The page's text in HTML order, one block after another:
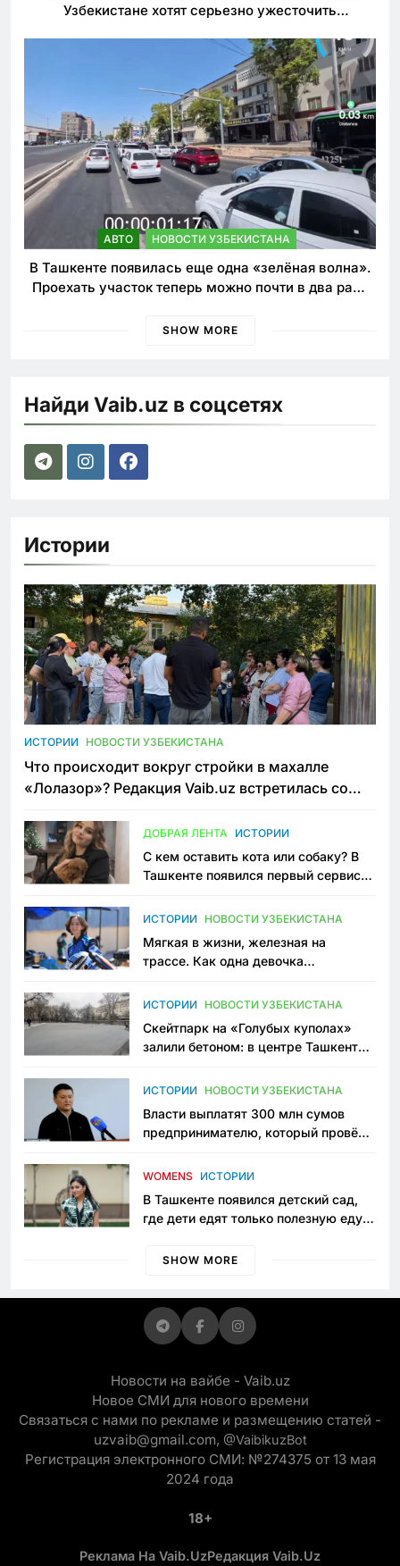
Узбекистане хотят серьезно ужесточить
АВТО НОВОСТИ УЗБЕКИСТАНА
В Ташкенте появилась еще одна «зелёная волна».
Проехать участок теперь можно почти в два раза
SHOW MORE
Найди Vaib.uz в соцсетях
Истории
ИСТОРИИ НОВОСТИ УЗБЕКИСТАНА
Что происходит вокруг стройки в махалле
«Лолазор»? Редакция Vaib.uz встретилась со
ДОБРАЯ ЛЕНТА ИСТОРИИ
С кем оставить кота или собаку? В
Ташкенте появился первый сервис
ИСТОРИИ НОВОСТИ УЗБЕКИСТАНА
Мягкая в жизни, железная на
трассе. Как одна девочка
Узбекистане
ИСТОРИИ НОВОСТИ УЗБЕКИСТАНА
Скейтпарк на «Голубых куполах»
залили бетоном: в центре Ташкента
пространство
ИСТОРИИ НОВОСТИ УЗБЕКИСТАНА
Власти выплатят 300 млн сумов
предпринимателю, который провёл
приговору
WOMENS ИСТОРИИ
В Ташкенте появился детский сад,
где дети едят только полезную еду.
просить «кашу без сахара»
SHOW MORE
Новости на вайбе - Vaib.uz
Новое СМИ для нового времени
Связаться с нами по рекламе и размещению статей -
uzvaib@gmail.com, @VaibikuzBot
Регистрация электронного СМИ: №274375 от 13 мая
2024 года
18+
Реклама На Vaib.uzРедакция Vaib.uz